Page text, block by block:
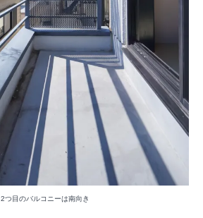
2つ目のバルコニーは南向き